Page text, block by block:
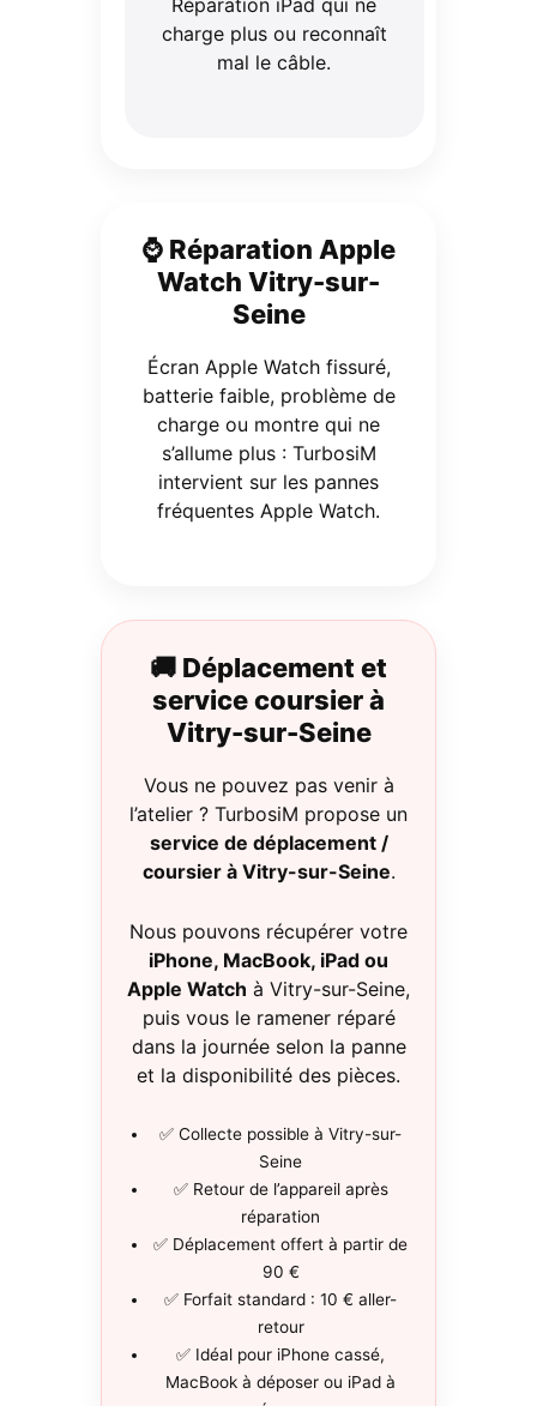
Réparation iPad qui ne
charge plus ou reconnaît
mal le câble.
⌚ Réparation Apple
Watch Vitry-sur-
Seine
Écran Apple Watch fissuré,
batterie faible, problème de
charge ou montre qui ne
s’allume plus : TurbosiM
intervient sur les pannes
fréquentes Apple Watch.
🚚 Déplacement et
service coursier à
Vitry-sur-Seine
Vous ne pouvez pas venir à
l’atelier ? TurbosiM propose un
service de déplacement /
coursier à Vitry-sur-Seine.
Nous pouvons récupérer votre
iPhone, MacBook, iPad ou
Apple Watch à Vitry-sur-Seine,
puis vous le ramener réparé
dans la journée selon la panne
et la disponibilité des pièces.
✅ Collecte possible à Vitry-sur-
Seine
✅ Retour de l’appareil après
réparation
✅ Déplacement offert à partir de
90 €
✅ Forfait standard : 10 € aller-
retour
✅ Idéal pour iPhone cassé,
MacBook à déposer ou iPad à